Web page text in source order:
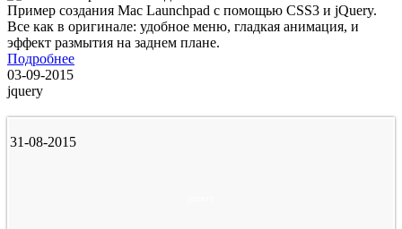
Пример создания Mac Launchpad с помощью CSS3 и jQuery.
Все как в оригинале: удобное меню, гладкая анимация, и
эффект размытия на заднем плане.
Подробнее
03-09-2015
jquery
31-08-2015